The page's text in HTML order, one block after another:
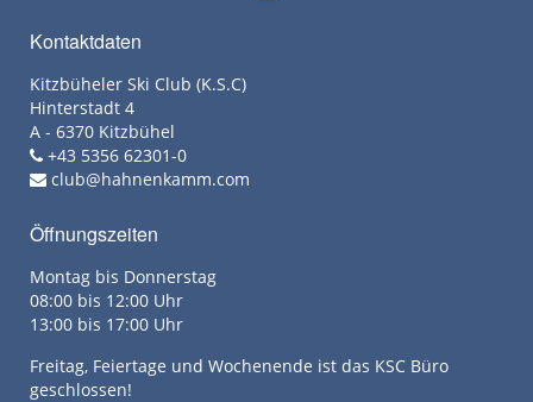
Kontaktdaten
Kitzbüheler Ski Club (K.S.C)
Hinterstadt 4
A - 6370 Kitzbühel
+43 5356 62301-0
club@hahnenkamm.com
Öffnungszeiten
Montag bis Donnerstag
08:00 bis 12:00 Uhr
13:00 bis 17:00 Uhr
Freitag, Feiertage und Wochenende ist das KSC Büro
geschlossen!